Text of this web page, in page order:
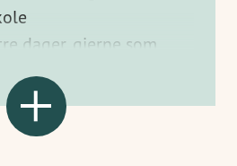
dager, gjerne som